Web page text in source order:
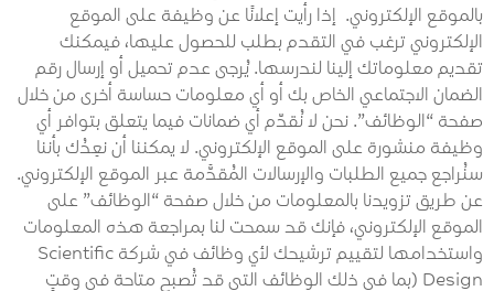
بالموقع الإلكتروني. إذا رأيت إعلانًا عن وظيفة على الموقع
الإلكتروني ترغب في التقدم بطلب للحصول عليها، فيمكنك
تقديم معلوماتك إلينا لندرسها. يُرجى عدم تحميل أو إرسال رقم
الضمان الاجتماعي الخاص بك أو أي معلومات حساسة أخرى من خلال
صفحة “الوظائف”. نحن لا نُقدّم أي ضمانات فيما يتعلق بتوافر أي
وظيفة منشورة على الموقع الإلكتروني. لا يمكننا أن نعِدُك بأننا
سنُراجع جميع الطلبات والإرسالات المُقدَّمة عبر الموقع الإلكتروني.
عن طريق تزويدنا بالمعلومات من خلال صفحة “الوظائف” على
الموقع الإلكتروني، فإنك قد سمحت لنا بمراجعة هذه المعلومات
واستخدامها لتقييم ترشيحك لأي وظائف في شركة Scientific
Design (بما في ذلك الوظائف التي قد تُصبح متاحة في وقتٍ